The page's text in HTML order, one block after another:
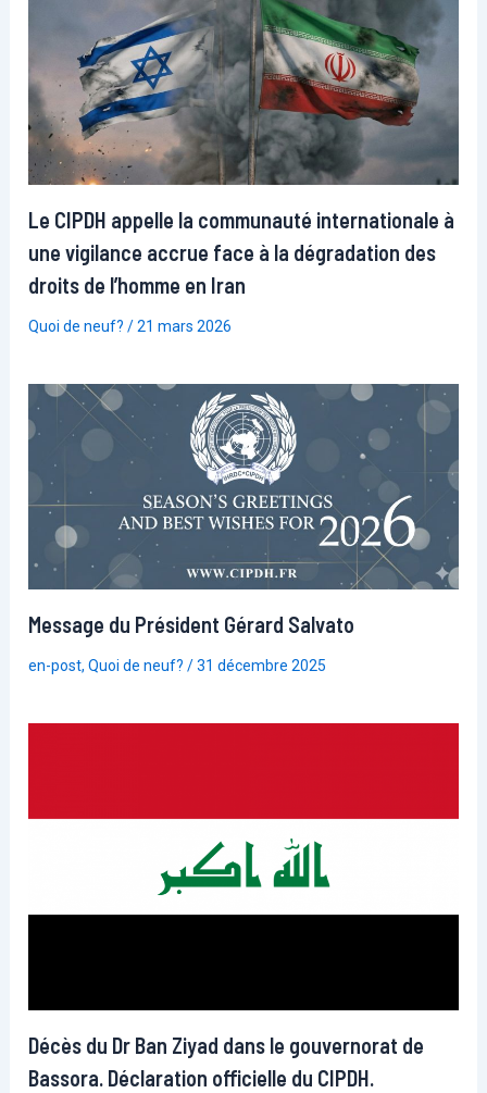
Le CIPDH appelle la communauté internationale à
une vigilance accrue face à la dégradation des
droits de l’homme en Iran
Quoi de neuf? /21 mars 2026
Message du Président Gérard Salvato
en-post,Quoi de neuf? /31 décembre 2025
Décès du Dr Ban Ziyad dans le gouvernorat de
Bassora. Déclaration officielle du CIPDH.